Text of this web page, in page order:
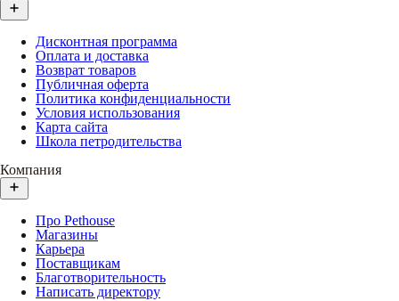
Дисконтная программа
Оплата и доставка
Возврат товаров
Публичная оферта
Политика конфиденциальности
Условия использования
Карта сайта
Школа петродительства
Компания
Про Pethouse
Магазины
Карьера
Поставщикам
Благотворительность
Написать директору